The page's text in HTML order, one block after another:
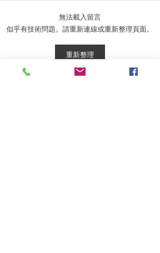
香港城巿大学《成功路上
無法載入留言
似乎有技術問題。請重新連線或重新整理頁面。
重新整理